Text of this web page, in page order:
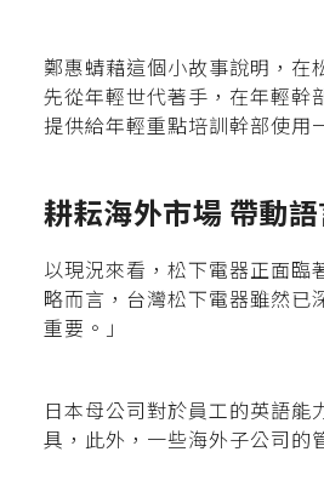
鄭惠蜻藉這個小故事說明，在
先從年輕世代著手，在年輕
提供給年輕重點培訓幹部使用
耕耘海外市場 帶動
以現況來看，松下電器正面
略而言，台灣松下電器雖然已
重要。」
日本母公司對於員工的英語
具，此外，一些海外子公司的